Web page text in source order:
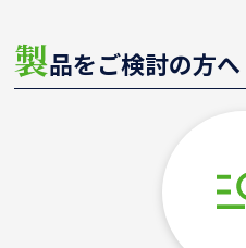
製品をご検討の方へ